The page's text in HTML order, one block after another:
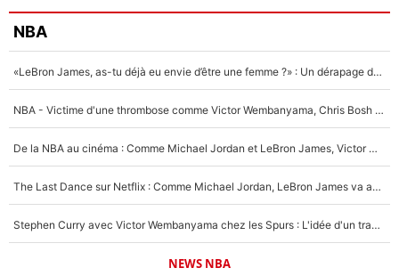
NBA
«LeBron James, as-tu déjà eu envie d’être une femme ?» : Un dérapage de Donald Trump sur la superstar de la NBA refait surface
NBA - Victime d'une thrombose comme Victor Wembanyama, Chris Bosh prévient le Français des risques sur sa santé : «J’ai failli mourir sur le coup et j’ai été ramené à la vie»
De la NBA au cinéma : Comme Michael Jordan et LeBron James, Victor Wembanyama rêve d'une carrière d'acteur !
The Last Dance sur Netflix : Comme Michael Jordan, LeBron James va avoir le droit à sa série !
Stephen Curry avec Victor Wembanyama chez les Spurs : L'idée d'un trade historique est lancée en NBA !
NEWS NBA